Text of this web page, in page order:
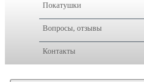
Покатушки
Вопросы, отзывы
Контакты